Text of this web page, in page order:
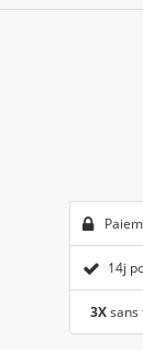
14j
3Xsans